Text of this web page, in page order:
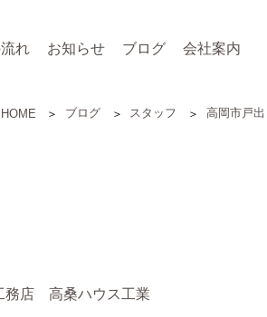
れ お知らせ ブログ 会社案内
HOME ブログ スタッフ 高岡市戸
務店 高桑ハウス工業